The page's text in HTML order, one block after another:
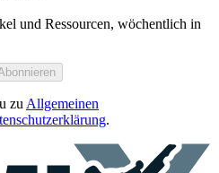
und Ressourcen, wöchentlich in
zu Allgemeinen
.